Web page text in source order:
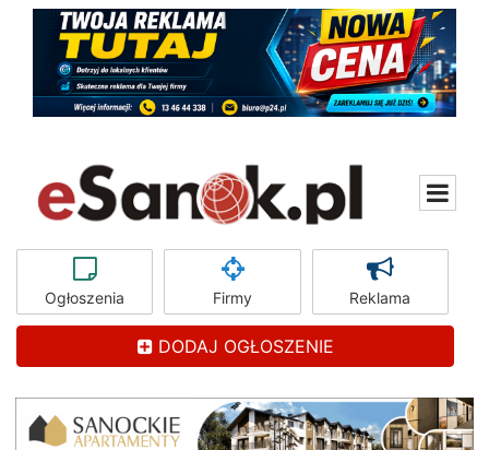
Ogłoszenia Firmy Reklama
DODAJ OGŁOSZENIE